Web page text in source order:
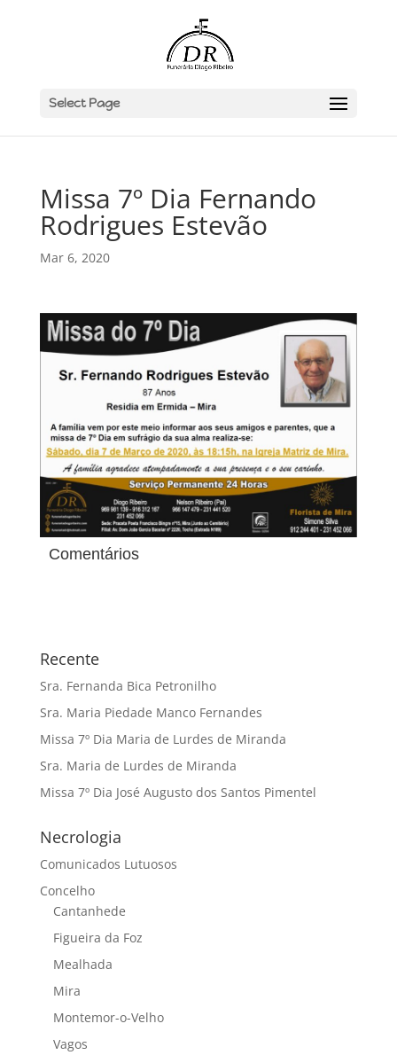
Select Page
Missa 7º Dia Fernando
Rodrigues Estevão
Mar 6, 2020
Comentários
Recente
Sra. Fernanda Bica Petronilho
Sra. Maria Piedade Manco Fernandes
Missa 7º Dia Maria de Lurdes de Miranda
Sra. Maria de Lurdes de Miranda
Missa 7º Dia José Augusto dos Santos Pimentel
Necrologia
Comunicados Lutuosos
Concelho
Cantanhede
Figueira da Foz
Mealhada
Mira
Montemor-o-Velho
Vagos